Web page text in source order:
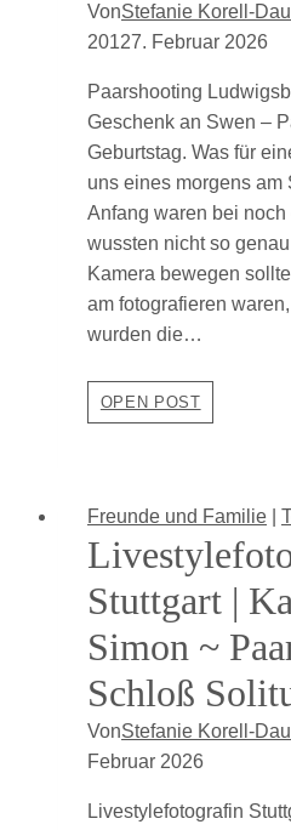
VonStefanie Korell-
20127. Februar 2026
Paarshooting
Geschenk an Swen –
Geburtstag. Was für
uns eines morgens am
Anfang waren bei
wussten nicht so
Kamera bewegen
am fotografieren
wurden die…
OPEN POSTPaarshooting
Ludwigsburg
Swen
Freunde und Familie
Stuttgart |
Simon ~
Schloß
VonStefanie Korell-
Februar 2026
Livestylefotografin